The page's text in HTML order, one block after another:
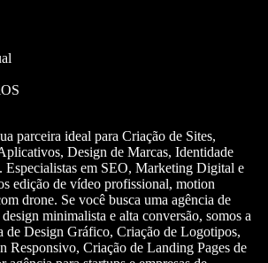
parceira ideal para Criação de Sites,
Design de Marcas, Identidade
Especialistas em SEO, Marketing Digital e
edição de vídeo profissional, motion
drone. Se você busca uma agência de
minimalista e alta conversão, somos a
de Design Gráfico, Criação de Logotipos,
Responsivo, Criação de Landing Pages de